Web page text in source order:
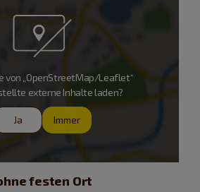
von „OpenStreetMap/Leaflet“
externe Inhalte laden?
Ja Immer
festen Ort